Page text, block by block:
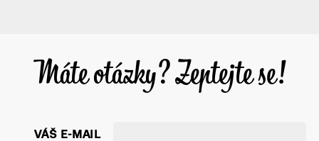
Máte otázky? Zeptejte se!
VÁŠ E-MAIL